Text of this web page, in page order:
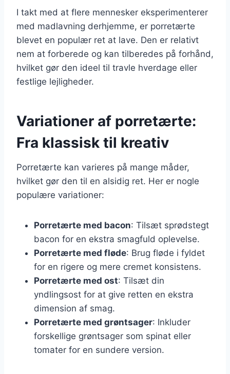
I takt med at flere mennesker eksperimenterer
med madlavning derhjemme, er porretærte
blevet en populær ret at lave. Den er relativt
nem at forberede og kan tilberedes på forhånd,
hvilket gør den ideel til travle hverdage eller
festlige lejligheder.
Variationer af porretærte:
Fra klassisk til kreativ
Porretærte kan varieres på mange måder,
hvilket gør den til en alsidig ret. Her er nogle
populære variationer:
Porretærte med bacon: Tilsæt sprødstegt
bacon for en ekstra smagfuld oplevelse.
Porretærte med fløde: Brug fløde i fyldet
for en rigere og mere cremet konsistens.
Porretærte med ost: Tilsæt din
yndlingsost for at give retten en ekstra
dimension af smag.
Porretærte med grøntsager: Inkluder
forskellige grøntsager som spinat eller
tomater for en sundere version.